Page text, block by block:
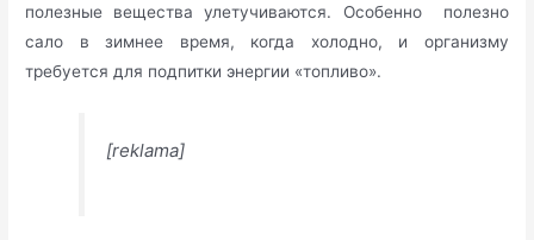
полезные вещества улетучиваются. Особенно полезно
сало в зимнее время, когда холодно, и организму
требуется для подпитки энергии «топливо».
[reklama]